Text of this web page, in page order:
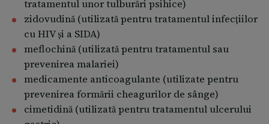
dacă creşteţi în greutate, datorită faptului că puteţi
avea poftă de mâncare crescută
un număr mic de persoane tratate cu
medicamente antiepileptice, cum este valproatul
de sodiu/acidul valproic, au avut gânduri de
autovătămare sau de sinucidere. Dacă vă apar
astfel de gânduri, în orice moment al
tratamentului, adresaţi-vă imediat medicului
tratamentul unor tulburări psihice)
zidovudină (utilizată pentru tratamentul infecţiilor
cu HIV şi a SIDA)
meflochină (utilizată pentru tratamentul sau
prevenirea malariei)
medicamente anticoagulante (utilizate pentru
prevenirea formării cheagurilor de sânge)
cimetidină (utilizată pentru tratamentul ulcerului